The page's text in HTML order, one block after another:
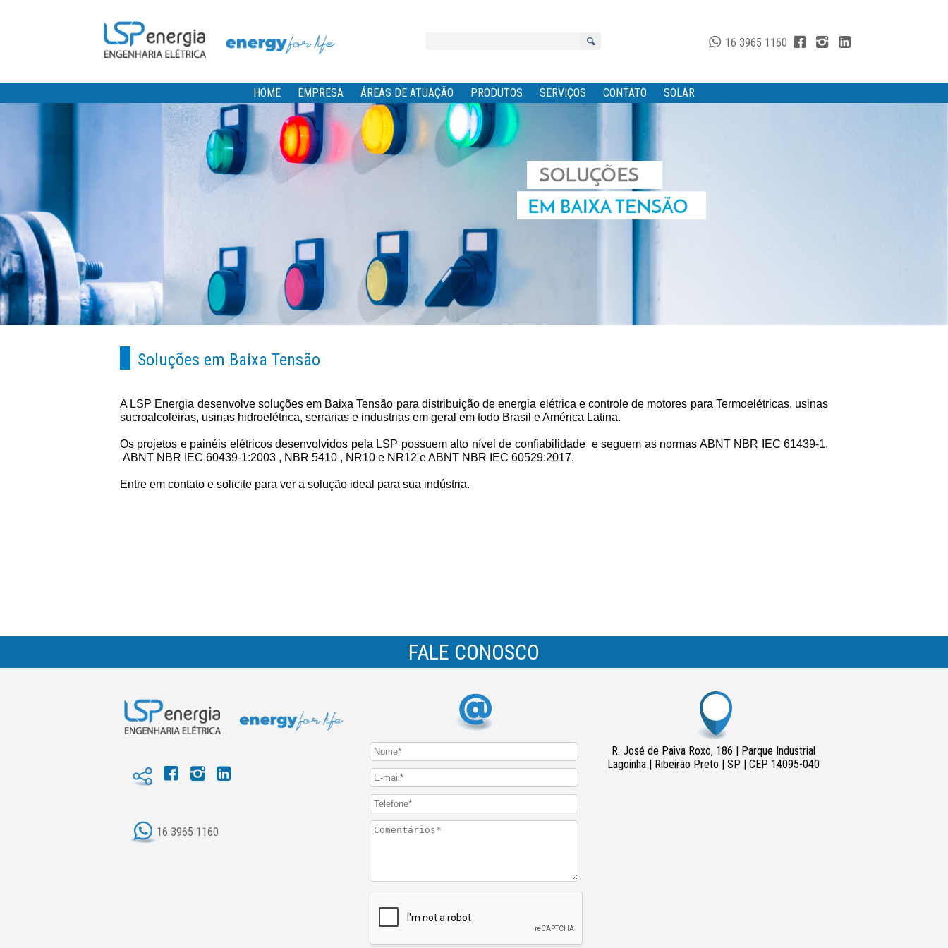
16 3965 1160
HOME EMPRESA ÁREAS DE ATUAÇÃO PRODUTOS SERVIÇOS CONTATO SOLAR
Soluções em Baixa Tensão
A LSP Energia desenvolve soluções em Baixa Tensão para distribuição de energia elétrica e controle de motores para Termoelétricas, usinas
sucroalcoleiras, usinas hidroelétrica, serrarias e industrias em geral em todo Brasil e América Latina.
Os projetos e painéis elétricos desenvolvidos pela LSP possuem alto nível de confiabilidade e seguem as normas ABNT NBR IEC 61439-1,
ABNT NBR IEC 60439-1:2003 , NBR 5410 , NR10 e NR12 e ABNT NBR IEC 60529:2017.
Entre em contato e solicite para ver a solução ideal para sua indústria.
FALE CONOSCO
16 3965 1160
R. José de Paiva Roxo, 186 | Parque Industrial
Lagoinha | Ribeirão Preto | SP | CEP 14095-040